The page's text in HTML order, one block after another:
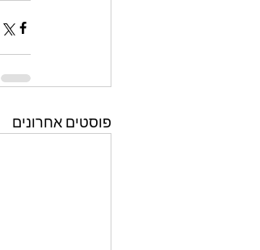
פוסטים אחרונים